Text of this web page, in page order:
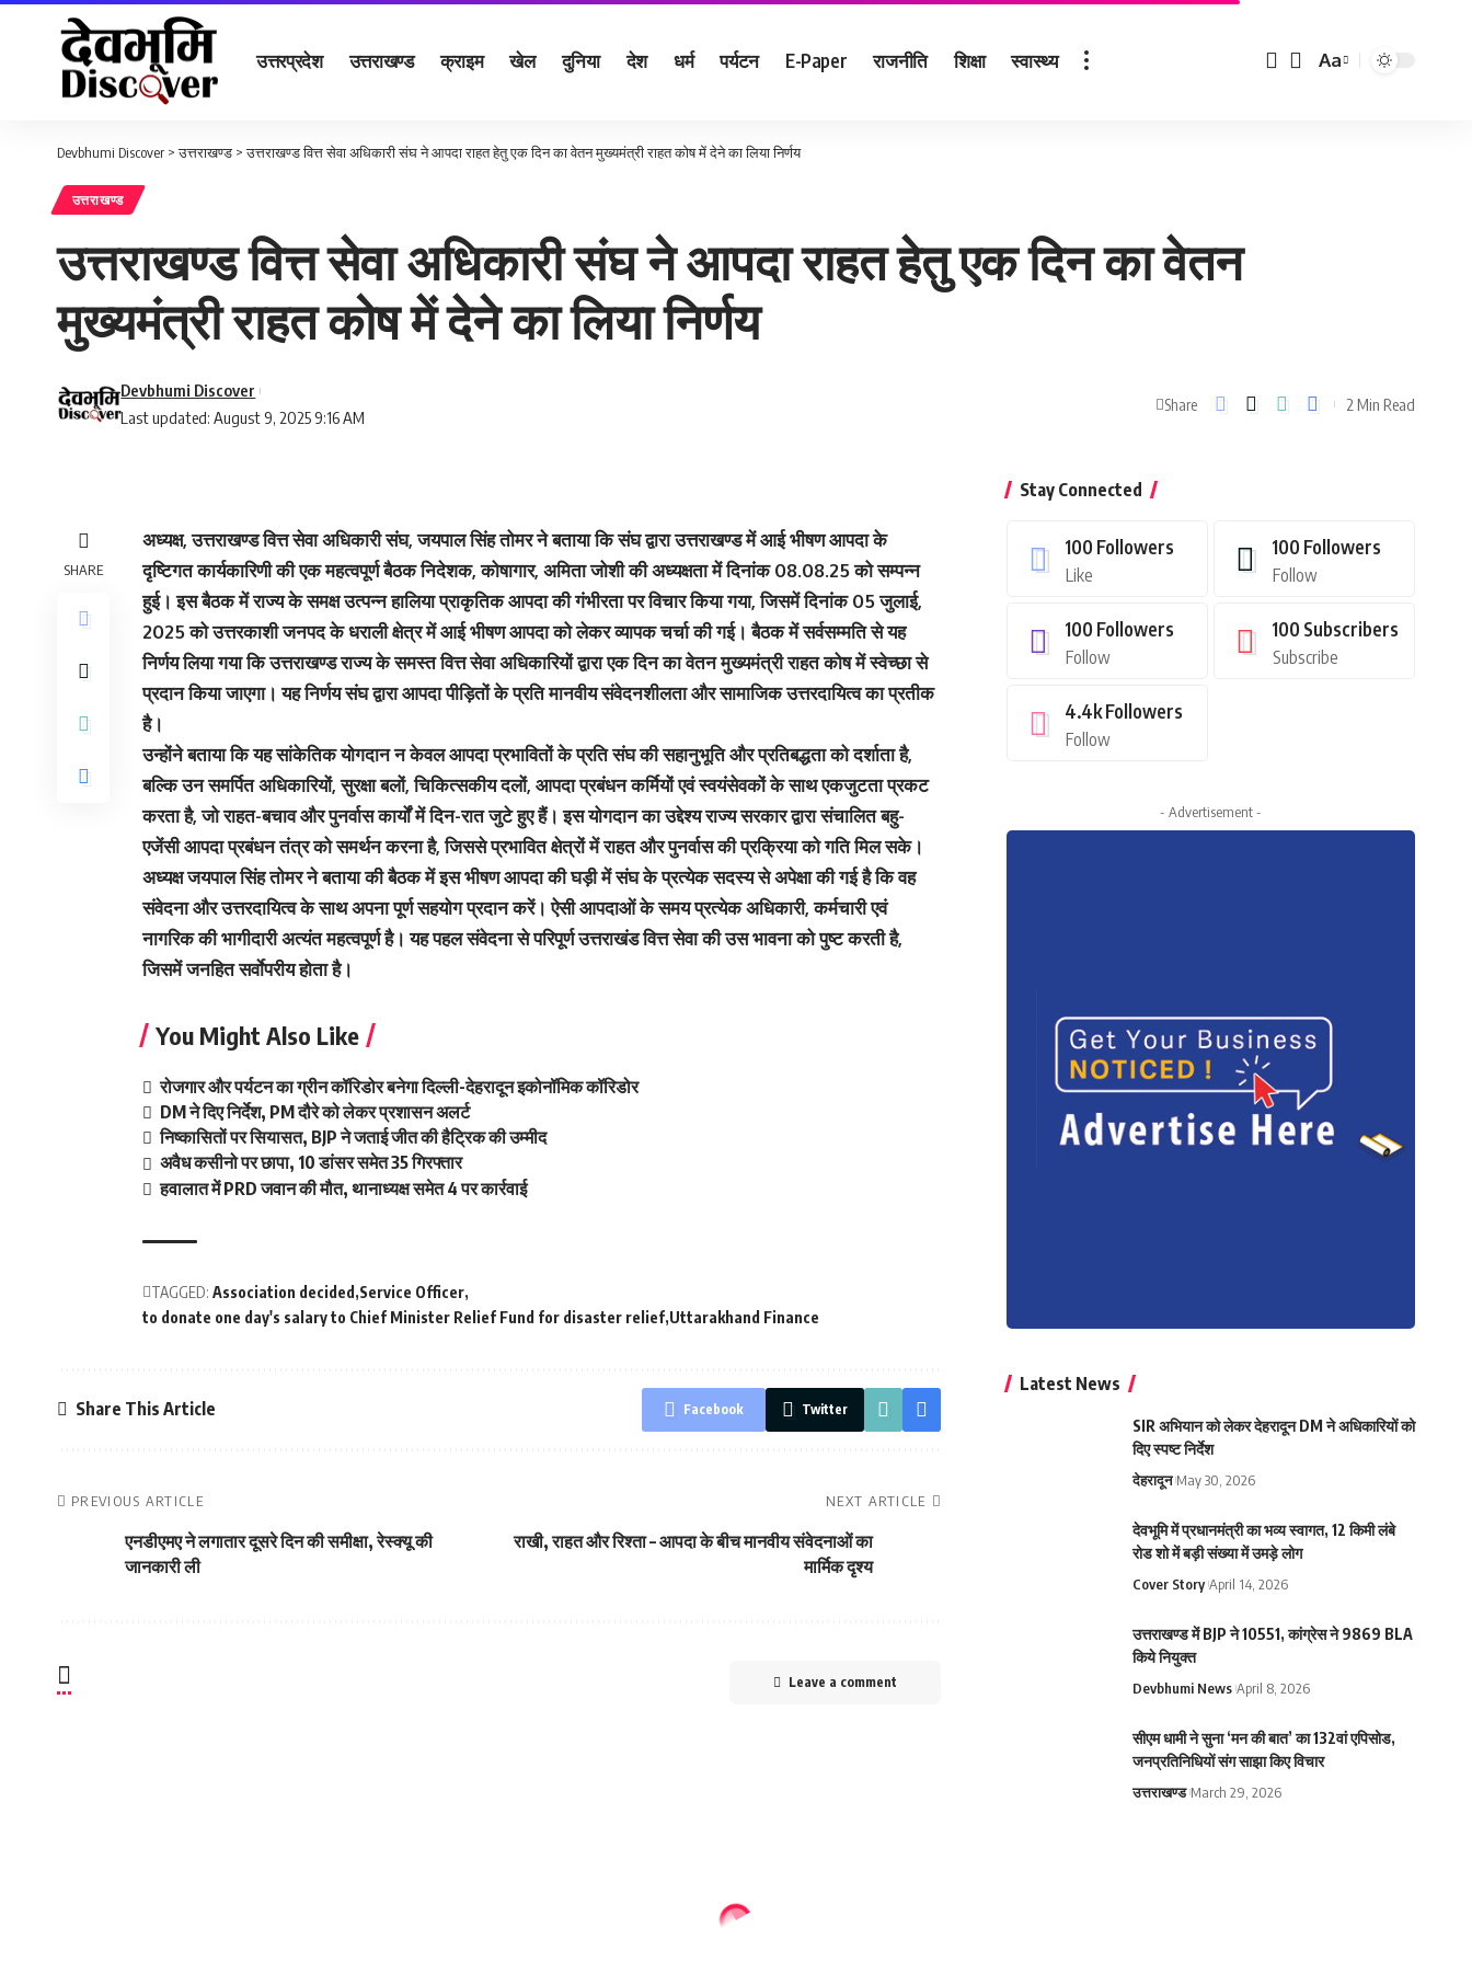
उत्तरप्रदेश उत्तराखण्ड क्राइम खेल दुनिया देश धर्म पर्यटन E-Paper राजनीति शिक्षा स्वास्थ्य
Font
Aa
Devbhumi Discover >उत्तराखण्ड >उत्तराखण्ड वित्त सेवा अधिकारी संघ ने आपदा राहत हेतु एक दिन का वेतन मुख्यमंत्री राहत कोष में देने का लिया निर्णय
उत्तराखण्ड
उत्तराखण्ड वित्त सेवा अधिकारी संघ ने आपदा राहत हेतु एक दिन का वेतन
मुख्यमंत्री राहत कोष में देने का लिया निर्णय
Last updated: August 9, 2025 9:16 AM
Devbhumi Discover
Share 2 Min Read
SHARE
अध्यक्ष, उत्तराखण्ड वित्त सेवा अधिकारी संघ, जयपाल सिंह तोमर ने बताया कि संघ द्वारा उत्तराखण्ड में आई भीषण आपदा के
दृष्टिगत कार्यकारिणी की एक महत्वपूर्ण बैठक निदेशक, कोषागार, अमिता जोशी की अध्यक्षता में दिनांक 08.08.25 को सम्पन्न
हुई। इस बैठक में राज्य के समक्ष उत्पन्न हालिया प्राकृतिक आपदा की गंभीरता पर विचार किया गया, जिसमें दिनांक 05 जुलाई,
2025 को उत्तरकाशी जनपद के धराली क्षेत्र में आई भीषण आपदा को लेकर व्यापक चर्चा की गई। बैठक में सर्वसम्मति से यह
निर्णय लिया गया कि उत्तराखण्ड राज्य के समस्त वित्त सेवा अधिकारियों द्वारा एक दिन का वेतन मुख्यमंत्री राहत कोष में स्वेच्छा से
प्रदान किया जाएगा। यह निर्णय संघ द्वारा आपदा पीड़ितों के प्रति मानवीय संवेदनशीलता और सामाजिक उत्तरदायित्व का प्रतीक
है।
उन्होंने बताया कि यह सांकेतिक योगदान न केवल आपदा प्रभावितों के प्रति संघ की सहानुभूति और प्रतिबद्धता को दर्शाता है,
बल्कि उन समर्पित अधिकारियों, सुरक्षा बलों, चिकित्सकीय दलों, आपदा प्रबंधन कर्मियों एवं स्वयंसेवकों के साथ एकजुटता प्रकट
करता है, जो राहत-बचाव और पुनर्वास कार्यों में दिन-रात जुटे हुए हैं। इस योगदान का उद्देश्य राज्य सरकार द्वारा संचालित बहु-
एजेंसी आपदा प्रबंधन तंत्र को समर्थन करना है, जिससे प्रभावित क्षेत्रों में राहत और पुनर्वास की प्रक्रिया को गति मिल सके।
अध्यक्ष जयपाल सिंह तोमर ने बताया की बैठक में इस भीषण आपदा की घड़ी में संघ के प्रत्येक सदस्य से अपेक्षा की गई है कि वह
संवेदना और उत्तरदायित्व के साथ अपना पूर्ण सहयोग प्रदान करें। ऐसी आपदाओं के समय प्रत्येक अधिकारी, कर्मचारी एवं
नागरिक की भागीदारी अत्यंत महत्वपूर्ण है। यह पहल संवेदना से परिपूर्ण उत्तराखंड वित्त सेवा की उस भावना को पुष्ट करती है,
जिसमें जनहित सर्वाेपरीय होता है।
You Might Also Like
रोजगार और पर्यटन का ग्रीन कॉरिडोर बनेगा दिल्ली-देहरादून इकोनॉमिक कॉरिडोर
DM ने दिए निर्देश, PM दौरे को लेकर प्रशासन अलर्ट
निष्कासितों पर सियासत, BJP ने जताई जीत की हैट्रिक की उम्मीद
अवैध कसीनो पर छापा, 10 डांसर समेत 35 गिरफ्तार
हवालात में PRD जवान की मौत, थानाध्यक्ष समेत 4 पर कार्रवाई
TAGGED: Association decided Service Officer
to donate one day's salary to Chief Minister Relief Fund for disaster relief Uttarakhand Finance
Share This Article Facebook Twitter
PREVIOUS ARTICLE
एनडीएमए ने लगातार दूसरे दिन की समीक्षा, रेस्क्यू की
जानकारी ली
NEXT ARTICLE
राखी, राहत और रिश्ता – आपदा के बीच मानवीय संवेदनाओं का
मार्मिक दृश्य
Leave a comment
Stay Connected
100 Followers
Like
100 Followers
Follow
100 Followers
Follow
100 Subscribers
Subscribe
4.4kFollowers
Follow
- Advertisement -
Latest News
SIR अभियान को लेकर देहरादून DM ने अधिकारियों को
दिए स्पष्ट निर्देश
देहरादून May 30, 2026
देवभूमि में प्रधानमंत्री का भव्य स्वागत, 12 किमी लंबे
रोड शो में बड़ी संख्या में उमड़े लोग
Cover Story April 14, 2026
उत्तराखण्ड में BJP ने 10551, कांग्रेस ने 9869 BLA
किये नियुक्त
Devbhumi News April 8, 2026
सीएम धामी ने सुना ‘मन की बात’ का 132वां एपिसोड,
जनप्रतिनिधियों संग साझा किए विचार
उत्तराखण्ड March 29, 2026